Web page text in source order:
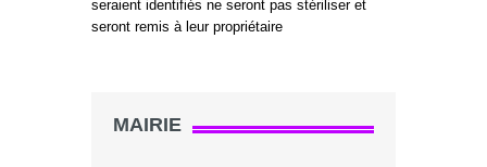
seraient identifiés ne seront pas stériliser et
seront remis à leur propriétaire
MAIRIE